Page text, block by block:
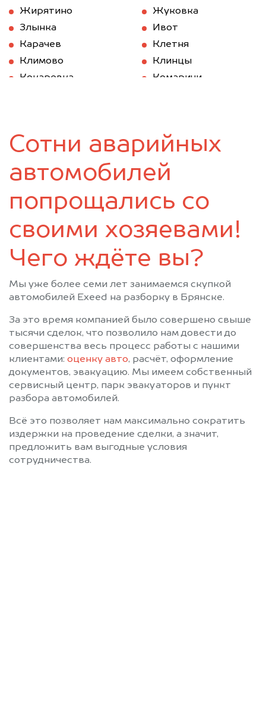
Жирятино
Жуковка
Злынка
Ивот
Карачев
Клетня
Климово
Клинцы
Кокаревка
Комаричи
Почеп
Ржаница
Севск
Стародуб
Суземка
Сураж
Трубчевск
Унеча
Сотни аварийных
автомобилей
попрощались со
своими хозяевами!
Чего ждёте вы?
Мы уже более семи лет занимаемся скупкой
автомобилей Exeed на разборку в Брянске.
За это время компанией было совершено свыше
тысячи сделок, что позволило нам довести до
совершенства весь процесс работы с нашими
клиентами: оценку авто, расчёт, оформление
документов, эвакуацию. Мы имеем собственный
сервисный центр, парк эвакуаторов и пункт
разбора автомобилей.
Всё это позволяет нам максимально сократить
издержки на проведение сделки, а значит,
предложить вам выгодные условия
сотрудничества.